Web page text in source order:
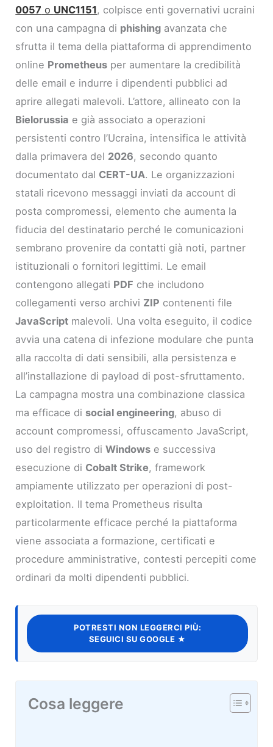
0057 o UNC1151, colpisce enti governativi ucraini
con una campagna di phishing avanzata che
sfrutta il tema della piattaforma di apprendimento
online Prometheus per aumentare la credibilità
delle email e indurre i dipendenti pubblici ad
aprire allegati malevoli. L’attore, allineato con la
Bielorussia e già associato a operazioni
persistenti contro l’Ucraina, intensifica le attività
dalla primavera del 2026, secondo quanto
documentato dal CERT-UA. Le organizzazioni
statali ricevono messaggi inviati da account di
posta compromessi, elemento che aumenta la
fiducia del destinatario perché le comunicazioni
sembrano provenire da contatti già noti, partner
istituzionali o fornitori legittimi. Le email
contengono allegati PDF che includono
collegamenti verso archivi ZIP contenenti file
JavaScript malevoli. Una volta eseguito, il codice
avvia una catena di infezione modulare che punta
alla raccolta di dati sensibili, alla persistenza e
all’installazione di payload di post-sfruttamento.
La campagna mostra una combinazione classica
ma efficace di social engineering, abuso di
account compromessi, offuscamento JavaScript,
uso del registro diWindows e successiva
esecuzione di Cobalt Strike, framework
ampiamente utilizzato per operazioni di post-
exploitation. Il tema Prometheus risulta
particolarmente efficace perché la piattaforma
viene associata a formazione, certificati e
procedure amministrative, contesti percepiti come
ordinari da molti dipendenti pubblici.
POTRESTI NON LEGGERCI PIÙ:
SEGUICI SU GOOGLE ★
Cosa leggere